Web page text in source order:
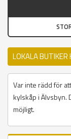
LOKALA BUTIKER
Var inte rädd för
kylskåp i Älvsbyn.
möjligt.